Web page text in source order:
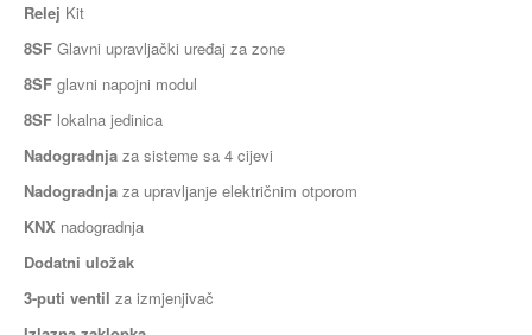
Relej Kit
8SF Glavni upravljački uređaj za zone
8SF glavni napojni modul
8SF lokalna jedinica
Nadogradnja za sisteme sa 4 cijevi
Nadogradnja za upravljanje električnim otporom
KNX nadogradnja
Dodatni uložak
3-puti ventil za izmjenjivač